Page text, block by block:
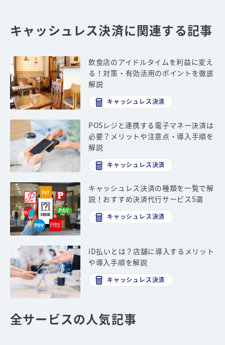
キャッシュレス決済に関連する記事
飲食店のアイドルタイムを利益に変え
る！対策・有効活用のポイントを徹底
解説
キャッシュレス決済
POSレジと連携する電子マネー決済は
必要？メリットや注意点・導入手順を
解説
キャッシュレス決済
キャッシュレス決済の種類を一覧で解
説！おすすめ決済代行サービス5選
キャッシュレス決済
iD払いとは？店舗に導入するメリット
や導入手順を解説
キャッシュレス決済
全サービスの人気記事